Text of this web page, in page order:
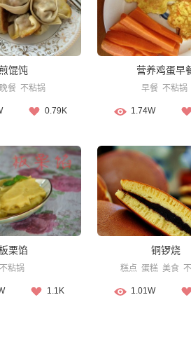
馄饨
晚餐 不粘锅
0.79K
营养鸡蛋早
早餐 不粘锅
1.74W
栗馅
不粘锅
1.1K
铜锣烧
糕点 蛋糕 美食
1.01W